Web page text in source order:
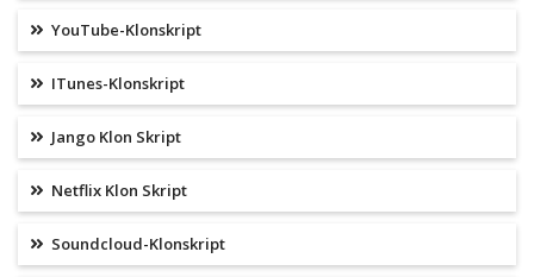
YouTube-Klonskript
ITunes-Klonskript
Jango Klon Skript
Netflix Klon Skript
Soundcloud-Klonskript